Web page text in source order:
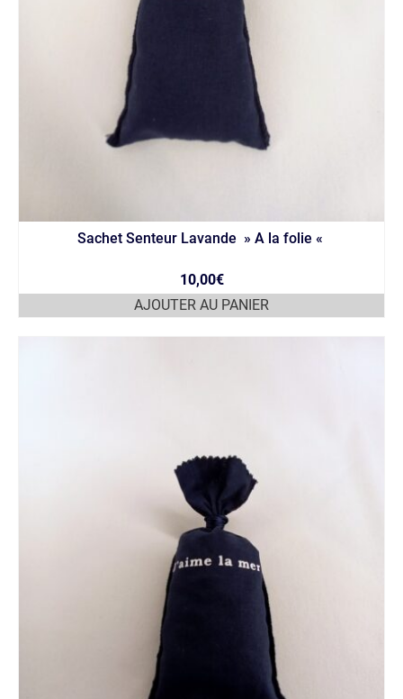
Sachet Senteur Lavande » A la folie «
10,00€
AJOUTER AU PANIER